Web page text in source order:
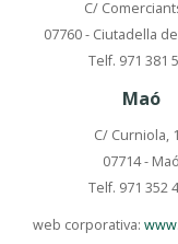
C/
07760 - Ciutadella
Telf. 971 381
Maó
C/ Curniola,
07714 - Maó
Telf. 971 352
web corporativa: